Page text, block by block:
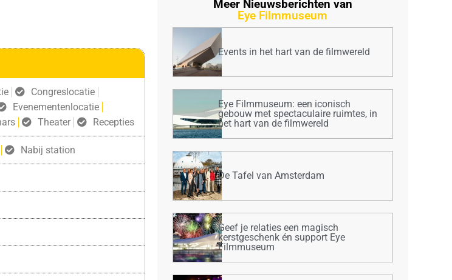
Congreslocatie
Evenementenlocatie
Theater Recepties
Nabij station
Meer Nieuwsberichten van
Eye Filmmuseum
Events in het hart van de filmwereld
Eye Filmmuseum: een iconisch
gebouw met spectaculaire ruimtes, in
het hart van de filmwereld
De Tafel van Amsterdam
Geef je relaties een magisch
kerstgeschenk én support Eye
Filmmuseum